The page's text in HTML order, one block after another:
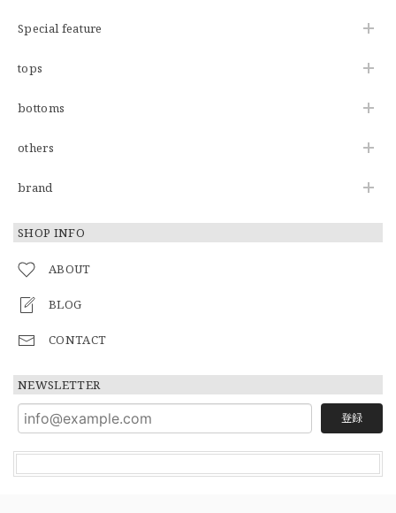
Special feature
tops
bottoms
others
brand
SHOP INFO
ABOUT
BLOG
CONTACT
NEWSLETTER
登録